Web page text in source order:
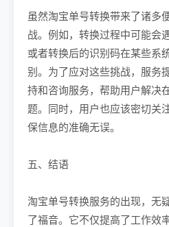
虽然淘宝单号转换带来了诸多
战。例如，转换过程中可能会
或者转换后的识别码在某些系
别。为了应对这些挑战，服务
持和咨询服务，帮助用户解决
题。同时，用户也应该密切关
保信息的准确无误。
五、结语
淘宝单号转换服务的出现，无
了福音。它不仅提高了工作效